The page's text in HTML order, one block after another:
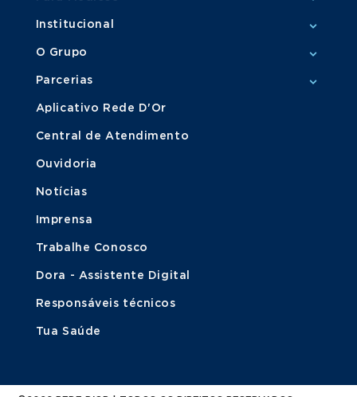
Institucional
O Grupo
Parcerias
Aplicativo Rede D'Or
Central de Atendimento
Ouvidoria
Notícias
Imprensa
Trabalhe Conosco
Dora - Assistente Digital
Responsáveis técnicos
Tua Saúde